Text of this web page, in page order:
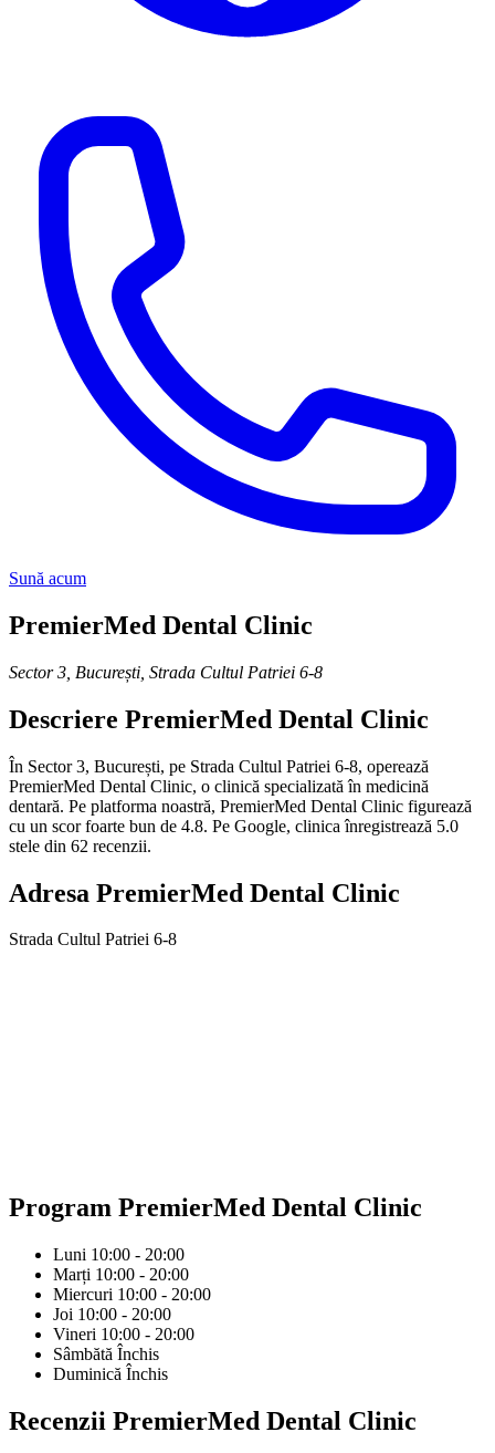
Sună acum
PremierMed Dental Clinic
Sector 3, București Strada Cultul Patriei 6-8
Descriere PremierMed Dental Clinic
În Sector 3, București, pe Strada Cultul Patriei 6-8, operează
PremierMed Dental Clinic, o clinică specializată în medicină
dentară. Pe platforma noastră, PremierMed Dental Clinic figurează
cu un scor foarte bun de 4.8. Pe Google, clinica înregistrează 5.0
stele din 62 recenzii.
Adresa PremierMed Dental Clinic
Strada Cultul Patriei 6-8
Program PremierMed Dental Clinic
Luni 10:00 - 20:00
Marți 10:00 - 20:00
Miercuri 10:00 - 20:00
Joi 10:00 - 20:00
Vineri 10:00 - 20:00
Sâmbătă Închis
Duminică Închis
Recenzii PremierMed Dental Clinic